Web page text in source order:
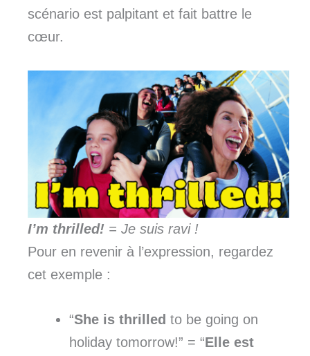
scénario est palpitant et fait battre le
cœur.
I’m thrilled! = Je suis ravi !
Pour en revenir à l’expression, regardez
cet exemple :
“She is thrilled to be going on
holiday tomorrow!” = “Elle est